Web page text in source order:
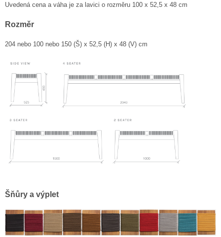
Uvedená cena a váha je za lavici o rozměru 100 x 52,5 x 48 cm
Rozměr
204 nebo 100 nebo 150 (Š) x 52,5 (H) x 48 (V) cm
Šňůry a výplet